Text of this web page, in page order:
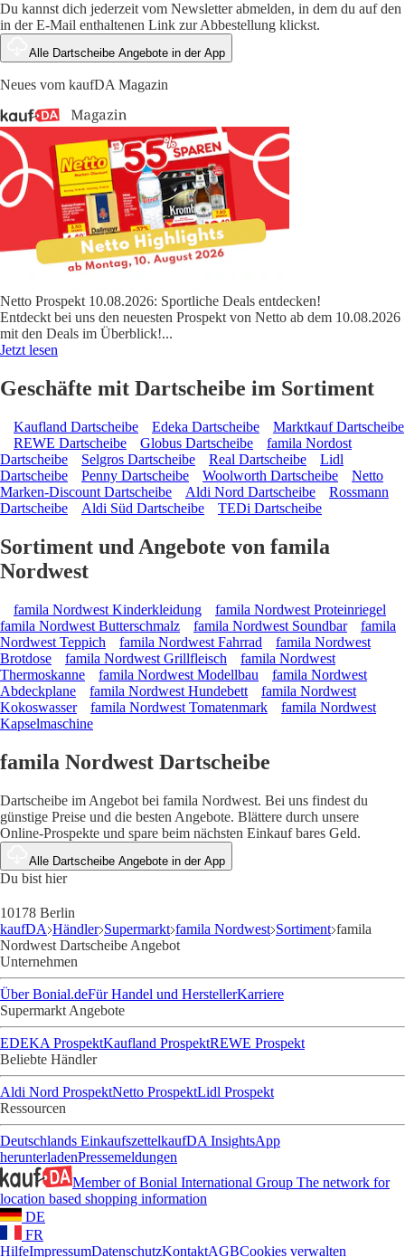
Du kannst dich jederzeit vom Newsletter abmelden, in dem du auf den
in der E-Mail enthaltenen Link zur Abbestellung klickst.
Alle Dartscheibe Angebote in der App
Neues vom kaufDA Magazin
Netto Prospekt 10.08.2026: Sportliche Deals entdecken!
Entdeckt bei uns den neuesten Prospekt von Netto ab dem 10.08.2026
mit den Deals im Überblick!...
Jetzt lesen
Geschäfte mit Dartscheibe im Sortiment
Kaufland Dartscheibe Edeka Dartscheibe
Marktkauf Dartscheibe
REWE Dartscheibe
Globus Dartscheibe
famila Nordost
Dartscheibe
Selgros Dartscheibe Real Dartscheibe
Lidl
Dartscheibe
Penny Dartscheibe Woolworth Dartscheibe
Netto
Marken-Discount Dartscheibe
Aldi Nord Dartscheibe
Rossmann
Dartscheibe
Aldi Süd Dartscheibe TEDi Dartscheibe
Sortiment und Angebote von famila
Nordwest
famila Nordwest Kinderkleidung
famila Nordwest Proteinriegel
famila Nordwest Butterschmalz
famila Nordwest Soundbar
famila
Nordwest Teppich
famila Nordwest Fahrrad
famila Nordwest
Brotdose
famila Nordwest Grillfleisch
famila Nordwest
Thermoskanne
famila Nordwest Modellbau
famila Nordwest
Abdeckplane
famila Nordwest Hundebett
famila Nordwest
Kokoswasser
famila Nordwest Tomatenmark
famila Nordwest
Kapselmaschine
famila Nordwest Dartscheibe
Dartscheibe im Angebot bei famila Nordwest. Bei uns findest du
günstige Preise und die besten Angebote. Blättere durch unsere
Online-Prospekte und spare beim nächsten Einkauf bares Geld.
Alle Dartscheibe Angebote in der App
Du bist hier
10178 Berlin
kaufDA Händler Supermarkt famila Nordwest Sortiment famila
Nordwest Dartscheibe Angebot
Unternehmen
Über Bonial.deFür Handel und HerstellerKarriere
Supermarkt Angebote
EDEKA ProspektKaufland ProspektREWE Prospekt
Beliebte Händler
Aldi Nord ProspektNetto ProspektLidl Prospekt
Ressourcen
Deutschlands EinkaufszettelkaufDA InsightsApp
herunterladenPressemeldungen
Member of Bonial International Group The network for
location based shopping information
DE
FR
HilfeImpressumDatenschutzKontaktAGBCookies verwalten